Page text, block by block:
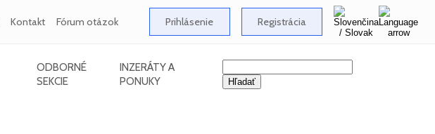
Kontakt Fórum otázok Prihlásenie Registrácia
ODBORNÉ
SEKCIE
INZERÁTY A
PONUKY